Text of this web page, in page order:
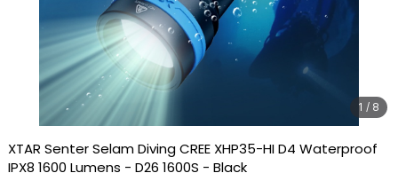
1 / 8
XTAR Senter Selam Diving CREE XHP35-HI D4 Waterproof
IPX8 1600 Lumens - D26 1600S - Black